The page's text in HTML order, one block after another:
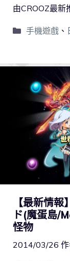
由CROOZ最新
手機遊戲、
【最新情
ド(魔蛋島/
怪物
2014/03/26